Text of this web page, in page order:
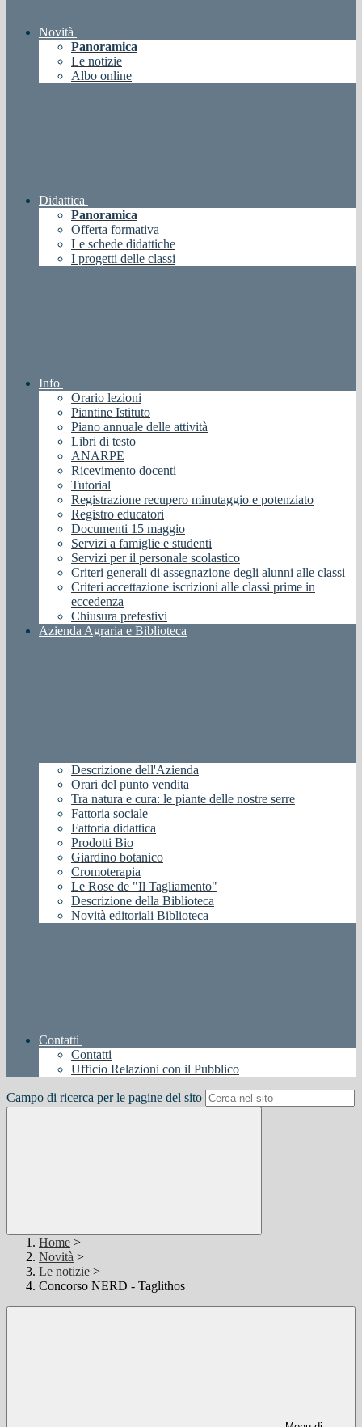
Novità
Panoramica
Le notizie
Albo online
Didattica
Panoramica
Offerta formativa
Le schede didattiche
I progetti delle classi
Info
Orario lezioni
Piantine Istituto
Piano annuale delle attività
Libri di testo
ANARPE
Ricevimento docenti
Tutorial
Registrazione recupero minutaggio e potenziato
Registro educatori
Documenti 15 maggio
Servizi a famiglie e studenti
Servizi per il personale scolastico
Criteri generali di assegnazione degli alunni alle classi
Criteri accettazione iscrizioni alle classi prime in
eccedenza
Chiusura prefestivi
Azienda Agraria e Biblioteca
Descrizione dell'Azienda
Orari del punto vendita
Tra natura e cura: le piante delle nostre serre
Fattoria sociale
Fattoria didattica
Prodotti Bio
Giardino botanico
Cromoterapia
Le Rose de "Il Tagliamento"
Descrizione della Biblioteca
Novità editoriali Biblioteca
Contatti
Contatti
Ufficio Relazioni con il Pubblico
Campo di ricerca per le pagine del sito
Home >
Novità >
Le notizie >
Concorso NERD - Taglithos